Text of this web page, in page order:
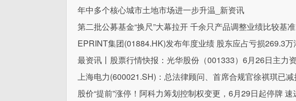
年中多个核心城市土地市场进一步升温_新资讯
第二批公募基金“换尺”大幕拉开 千余只产品调整业绩比较基准
EPRINT集团(01884.HK)发布年度业绩 股东应占亏损269.3
最资讯丨股票行情快报：光华股份（001333）6月26日主力
上海电力(600021.SH)：总法律顾问、首席合规官徐祺琪已
股价“提前”涨停！阿科力筹划控制权变更，6月29日起停牌 速